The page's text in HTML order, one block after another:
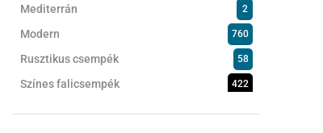
Mediterrán 2
Modern 760
Rusztikus csempék 58
Színes falicsempék 422